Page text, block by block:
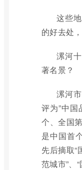
这些
的好去处
漯河
著名景？
漯河
评为”中国
个、全国
是中国首
先后摘取“
范城市”、